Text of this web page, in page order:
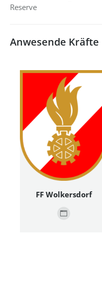
Reserve
Anwesende Kräfte
FF Wolkersdorf
Persönlicher